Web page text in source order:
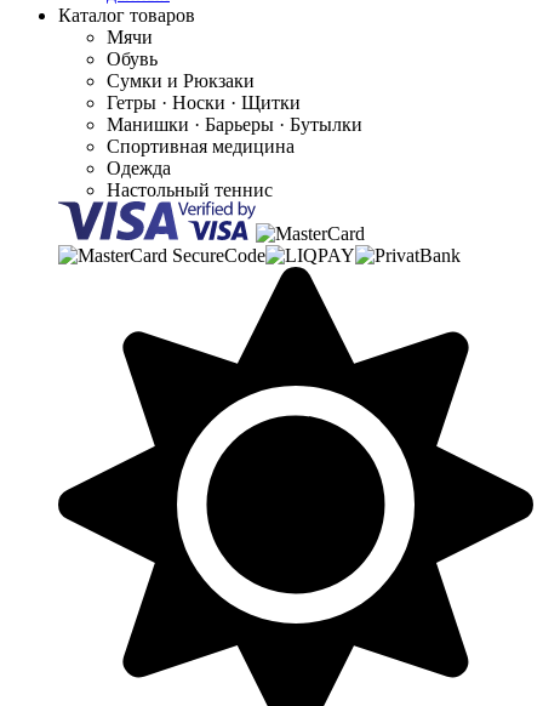
Каталог товаров
Мячи
Обувь
Сумки и Рюкзаки
Гетры · Носки · Щитки
Манишки · Барьеры · Бутылки
Спортивная медицина
Одежда
Настольный теннис